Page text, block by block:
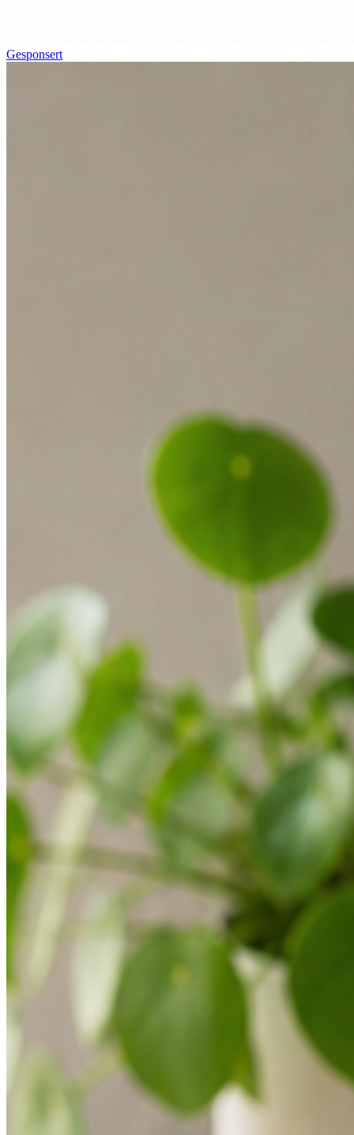
Gesponsert